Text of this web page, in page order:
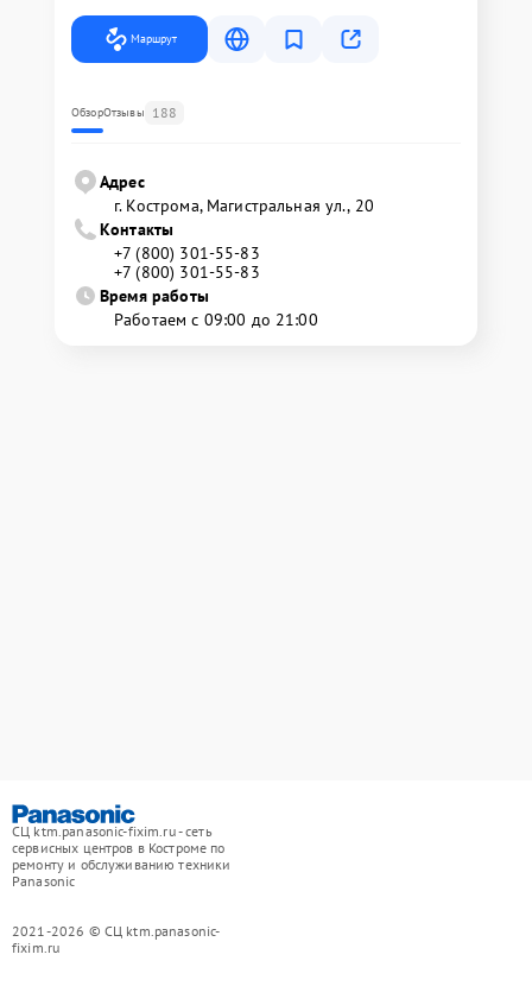
Маршрут
ОбзорОтзывы 188
Адрес
г. Кострома, Магистральная ул., 20
Контакты
+7 (800) 301-55-83
+7 (800) 301-55-83
Время работы
Работаем с 09:00 до 21:00
СЦ ktm.panasonic-fixim.ru - сеть
сервисных центров в Костроме по
ремонту и обслуживанию техники
Panasonic
2021-2026 © СЦ ktm.panasonic-
fixim.ru